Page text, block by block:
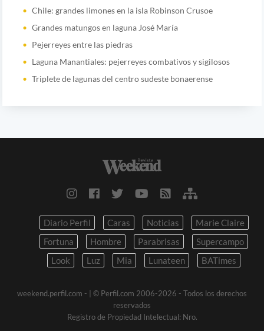
Chile: grandes limones en la isla Robinson Crusoe
Grandes matungos en laguna José María
Pejerreyes entre las piedras
Laguna Manantiales: pejerreyes combativos y sigilosos
Triplete de lagunas del centro sudeste bonaerense
Diario Perfil Caras Noticias
Marie Claire
Fortuna
Hombre Parabrisas
Supercampo
Look
Luz Mia Lunateen BATimes
weekend.perfil.com -
| © Perfil.com 2006-2026 - Todos los derechos
reservados
Registro de Propiedad Intelectual: Nro.